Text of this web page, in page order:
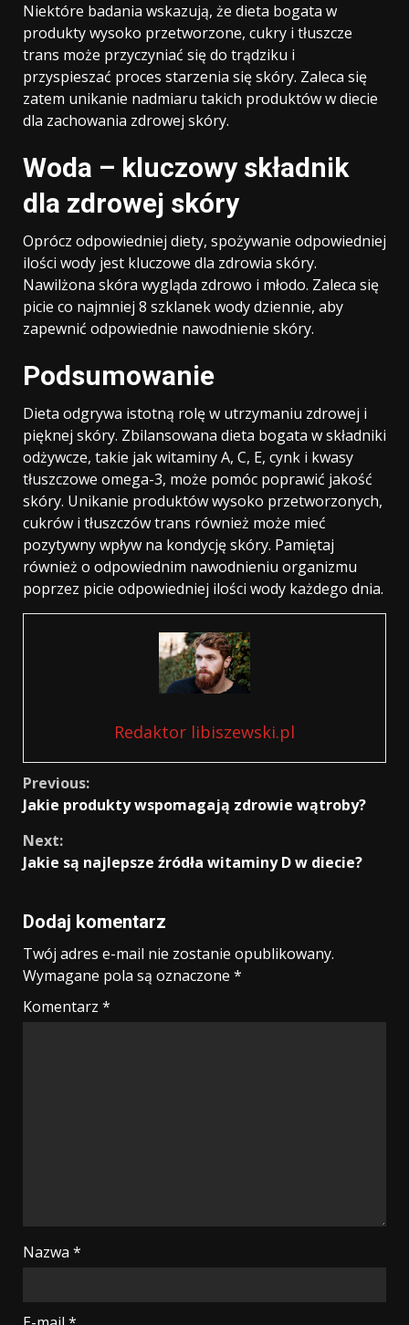
Niektóre badania wskazują, że dieta bogata w
produkty wysoko przetworzone, cukry i tłuszcze
trans może przyczyniać się do trądziku i
przyspieszać proces starzenia się skóry. Zaleca się
zatem unikanie nadmiaru takich produktów w diecie
dla zachowania zdrowej skóry.
Woda – kluczowy składnik
dla zdrowej skóry
Oprócz odpowiedniej diety, spożywanie odpowiedniej
ilości wody jest kluczowe dla zdrowia skóry.
Nawilżona skóra wygląda zdrowo i młodo. Zaleca się
picie co najmniej 8 szklanek wody dziennie, aby
zapewnić odpowiednie nawodnienie skóry.
Podsumowanie
Dieta odgrywa istotną rolę w utrzymaniu zdrowej i
pięknej skóry. Zbilansowana dieta bogata w składniki
odżywcze, takie jak witaminy A, C, E, cynk i kwasy
tłuszczowe omega-3, może pomóc poprawić jakość
skóry. Unikanie produktów wysoko przetworzonych,
cukrów i tłuszczów trans również może mieć
pozytywny wpływ na kondycję skóry. Pamiętaj
również o odpowiednim nawodnieniu organizmu
poprzez picie odpowiedniej ilości wody każdego dnia.
Redaktor libiszewski.pl
Continue
Reading
Previous:
Jakie produkty wspomagają zdrowie wątroby?
Next:
Jakie są najlepsze źródła witaminy D w diecie?
Dodaj komentarz
Twój adres e-mail nie zostanie opublikowany.
Wymagane pola są oznaczone *
Komentarz *
Nazwa *